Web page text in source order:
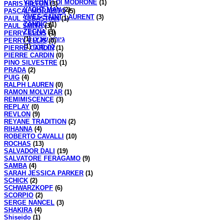
VISCONTI DI MODRONE (1)
YACHT MAN(2)
YVES SAINT LAURENT (3)
ZANDIC(1)
ZEGNA(3)
גיורא שביט(1)
לה סרה(1)
PARIS HILTON(3)
PASCAL MORABITO(5)
PAUL SEBASTIAN(1)
PAUL SMITH(3)
PERRY ELLIS (1)
PERRY ELLIS(0)
PIERRE CARDIN(1)
PIERRE CARDIN (0)
PINO SILVESTRE (1)
PRADA (2)
PUIG (4)
RALPH LAUREN (0)
RAMON MOLVIZAR (1)
REMIMISCENCE (3)
REPLAY (0)
REVLON (9)
REYANE TRADITION (2)
RIHANNA (4)
ROBERTO CAVALLI (10)
ROCHAS (13)
SALVADOR DALI (19)
SALVATORE FERAGAMO (9)
SAMBA (4)
SARAH JESSICA PARKER (1)
SCHICK (2)
SCHWARZKOPF (6)
SCORPIO (2)
SERGE NANCEL (3)
SHAKIRA (4)
Shiseido (1)